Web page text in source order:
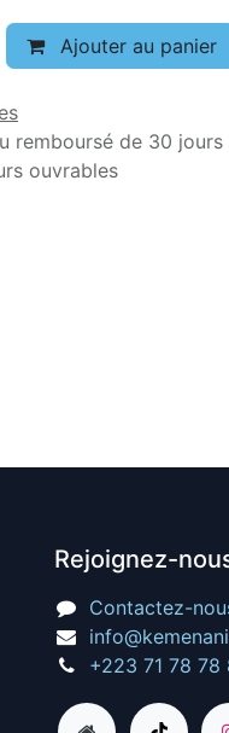
Ajouter au panier
remboursé de 30 jours
ouvrables
Rejoignez-
Contactez-
+223 71 78 78